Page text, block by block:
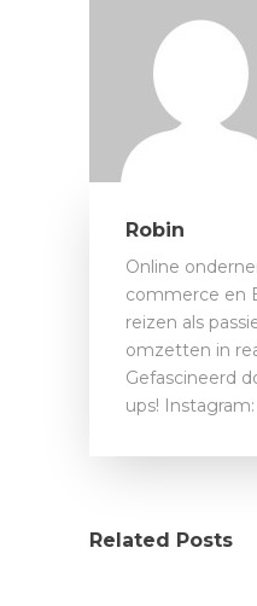
Robin
Online
commerce en
reizen als
omzetten in
Gefascineerd
ups!
Related Posts